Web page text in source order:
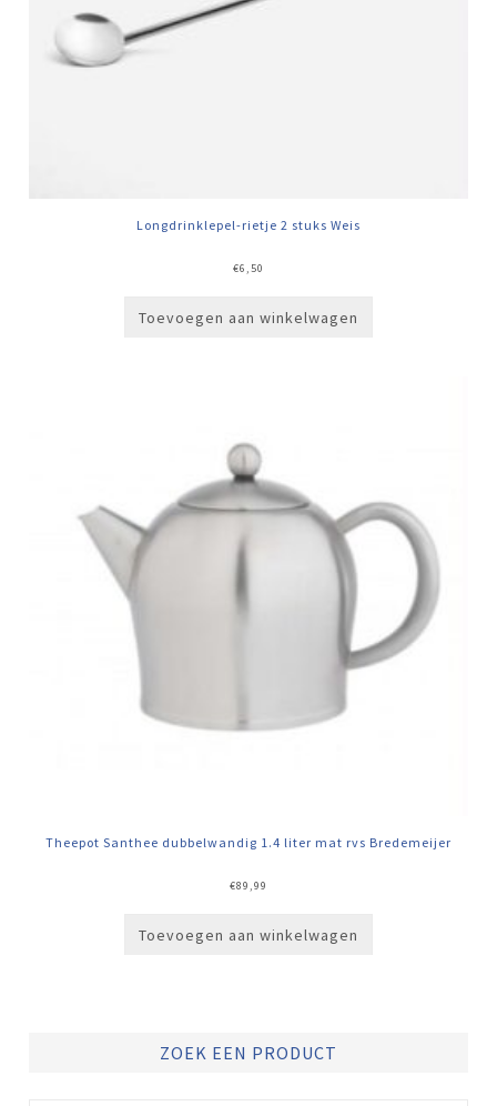
Longdrinklepel-rietje 2 stuks Weis
€6,50
Toevoegen aan winkelwagen
Theepot Santhee dubbelwandig 1.4 liter mat rvs Bredemeijer
€89,99
Toevoegen aan winkelwagen
ZOEK EEN PRODUCT